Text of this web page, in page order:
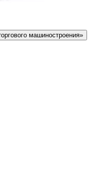
машиностроения»